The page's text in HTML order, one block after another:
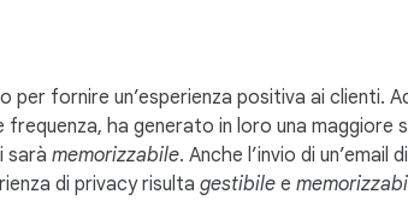
fornire un’esperienza positiva ai clienti.
ha generato in loro una maggiore
sarà memorizzabile. Anche l’invio di un’email
di privacy risulta gestibile e